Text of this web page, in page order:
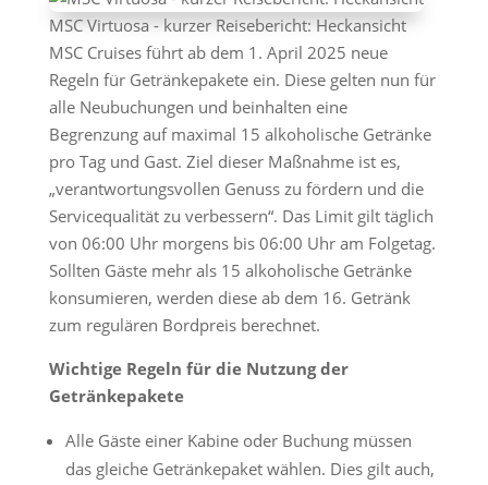
MSC Virtuosa - kurzer Reisebericht: Heckansicht
MSC Cruises führt ab dem 1. April 2025 neue
Regeln für Getränkepakete ein. Diese gelten nun für
alle Neubuchungen und beinhalten eine
Begrenzung auf maximal 15 alkoholische Getränke
pro Tag und Gast. Ziel dieser Maßnahme ist es,
„verantwortungsvollen Genuss zu fördern und die
Servicequalität zu verbessern“. Das Limit gilt täglich
von 06:00 Uhr morgens bis 06:00 Uhr am Folgetag.
Sollten Gäste mehr als 15 alkoholische Getränke
konsumieren, werden diese ab dem 16. Getränk
zum regulären Bordpreis berechnet.
Wichtige Regeln für die Nutzung der
Getränkepakete
Alle Gäste einer Kabine oder Buchung müssen
das gleiche Getränkepaket wählen. Dies gilt auch,